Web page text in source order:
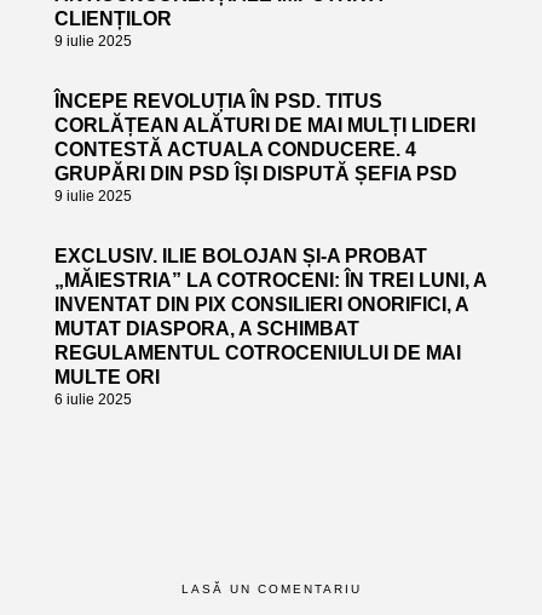
CLIENȚILOR
9 iulie 2025
ÎNCEPE REVOLUȚIA ÎN PSD. TITUS
CORLĂȚEAN ALĂTURI DE MAI MULȚI LIDERI
CONTESTĂ ACTUALA CONDUCERE. 4
GRUPĂRI DIN PSD ÎȘI DISPUTĂ ȘEFIA PSD
9 iulie 2025
EXCLUSIV. ILIE BOLOJAN ȘI-A PROBAT
„MĂIESTRIA” LA COTROCENI: ÎN TREI LUNI, A
INVENTAT DIN PIX CONSILIERI ONORIFICI, A
MUTAT DIASPORA, A SCHIMBAT
REGULAMENTUL COTROCENIULUI DE MAI
MULTE ORI
6 iulie 2025
LASĂ UN COMENTARIU